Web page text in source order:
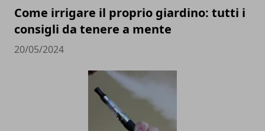
Come irrigare il proprio giardino: tutti i
consigli da tenere a mente
20/05/2024